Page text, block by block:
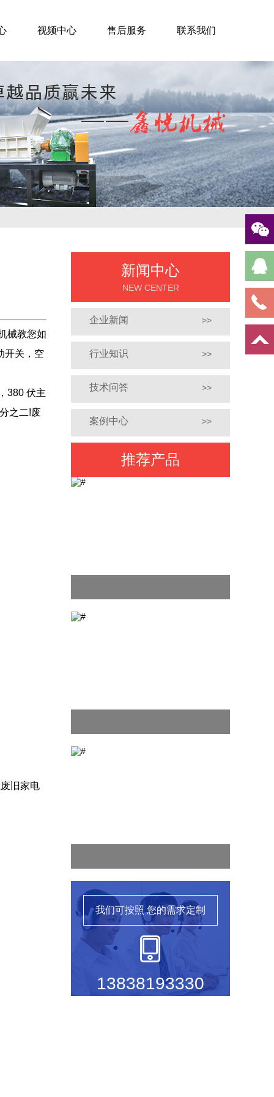
视频中心 售后服务 联系我们
新闻中心
NEW CENTER
企业新闻 >>
行业知识 >>
技术问答 >>
案例中心 >>
推荐产品
我们可按照您的需求定制
13838193330
械教您如
开关，空
380 伏主
之二!废
旧家电